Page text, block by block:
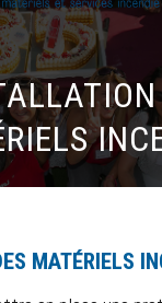
MATÉRIELS